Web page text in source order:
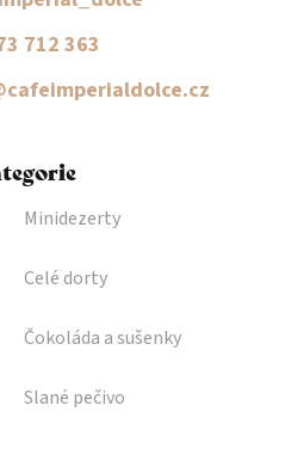
cafeimperialdolce.cz
712 363
Minidezerty
Celé dorty
Čokoláda a sušenky
Slané pečivo